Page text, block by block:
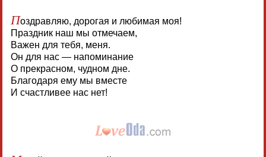
Поздравляю, дорогая и любимая моя!
Праздник наш мы отмечаем,
Важен для тебя, меня.
Он для нас — напоминание
О прекрасном, чудном дне.
Благодаря ему мы вместе
И счастливее нас нет!